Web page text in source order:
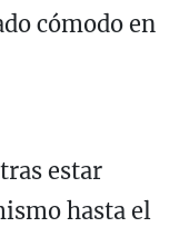
cómodo en
estar
hasta el